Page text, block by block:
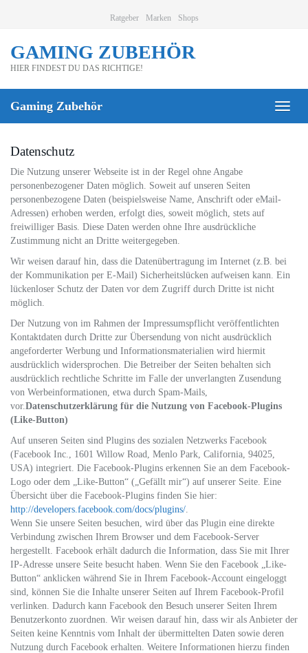
content
Ratgeber Marken Shops
GAMING ZUBEHÖR
HIER FINDEST DU DAS RICHTIGE!
Toggle
Gaming Zubehör
Datenschutz
Die Nutzung unserer Webseite ist in der Regel ohne Angabe
personenbezogener Daten möglich. Soweit auf unseren Seiten
personenbezogene Daten (beispielsweise Name, Anschrift oder eMail-
Adressen) erhoben werden, erfolgt dies, soweit möglich, stets auf
freiwilliger Basis. Diese Daten werden ohne Ihre ausdrückliche
Zustimmung nicht an Dritte weitergegeben.
Wir weisen darauf hin, dass die Datenübertragung im Internet (z.B. bei
der Kommunikation per E-Mail) Sicherheitslücken aufweisen kann. Ein
lückenloser Schutz der Daten vor dem Zugriff durch Dritte ist nicht
möglich.
Der Nutzung von im Rahmen der Impressumspflicht veröffentlichten
Kontaktdaten durch Dritte zur Übersendung von nicht ausdrücklich
angeforderter Werbung und Informationsmaterialien wird hiermit
ausdrücklich widersprochen. Die Betreiber der Seiten behalten sich
ausdrücklich rechtliche Schritte im Falle der unverlangten Zusendung
von Werbeinformationen, etwa durch Spam-Mails,
vor.Datenschutzerklärung für die Nutzung von Facebook-Plugins
(Like-Button)
Auf unseren Seiten sind Plugins des sozialen Netzwerks Facebook
(Facebook Inc., 1601 Willow Road, Menlo Park, California, 94025,
USA) integriert. Die Facebook-Plugins erkennen Sie an dem Facebook-
Logo oder dem „Like-Button“ („Gefällt mir“) auf unserer Seite. Eine
Übersicht über die Facebook-Plugins finden Sie hier:
http://developers.facebook.com/docs/plugins/.
Wenn Sie unsere Seiten besuchen, wird über das Plugin eine direkte
Verbindung zwischen Ihrem Browser und dem Facebook-Server
hergestellt. Facebook erhält dadurch die Information, dass Sie mit Ihrer
IP-Adresse unsere Seite besucht haben. Wenn Sie den Facebook „Like-
Button“ anklicken während Sie in Ihrem Facebook-Account eingeloggt
sind, können Sie die Inhalte unserer Seiten auf Ihrem Facebook-Profil
verlinken. Dadurch kann Facebook den Besuch unserer Seiten Ihrem
Benutzerkonto zuordnen. Wir weisen darauf hin, dass wir als Anbieter der
Seiten keine Kenntnis vom Inhalt der übermittelten Daten sowie deren
Nutzung durch Facebook erhalten. Weitere Informationen hierzu finden